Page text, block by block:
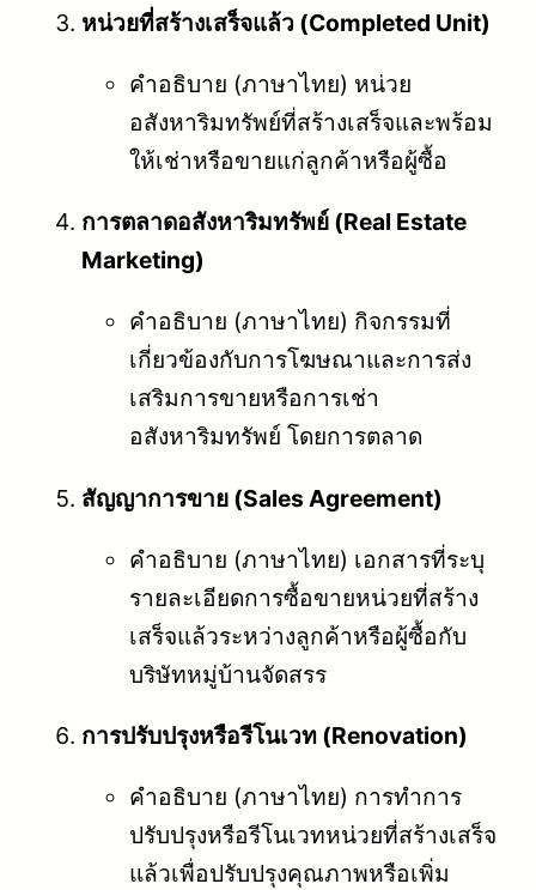
หน่วยที่สร้างเสร็จแล้ว (Completed Unit)
คำอธิบาย (ภาษาไทย) หน่วย
อสังหาริมทรัพย์ที่สร้างเสร็จและพร้อม
ให้เช่าหรือขายแก่ลูกค้าหรือผู้ซื้อ
การตลาดอสังหาริมทรัพย์ (Real Estate
Marketing)
คำอธิบาย (ภาษาไทย) กิจกรรมที่
เกี่ยวข้องกับการโฆษณาและการส่ง
เสริมการขายหรือการเช่า
อสังหาริมทรัพย์ โดยการตลาด
สัญญาการขาย (Sales Agreement)
คำอธิบาย (ภาษาไทย) เอกสารที่ระบุ
รายละเอียดการซื้อขายหน่วยที่สร้าง
เสร็จแล้วระหว่างลูกค้าหรือผู้ซื้อกับ
บริษัทหมู่บ้านจัดสรร
การปรับปรุงหรือรีโนเวท (Renovation)
คำอธิบาย (ภาษาไทย) การทำการ
ปรับปรุงหรือรีโนเวทหน่วยที่สร้างเสร็จ
แล้วเพื่อปรับปรุงคุณภาพหรือเพิ่ม